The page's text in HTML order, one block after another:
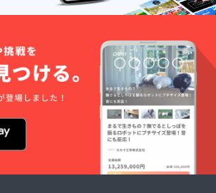
くださ
れ、湿
疹など
のある
部位に
は使わ
ない。
目に
入った
場合は
すぐに
洗い流
し、異
す！」 -
-- 毎日
ちょっ
とだけ
特別に
してく
れる、
ユルル
カのベ
ルガ
モット
プー＆
トリー
トメン
しま
す。 ・
ニック
エキス
配合
（カミ
ツレ
花・
ローズ
マリー
など）
皮のバ
ランス
を整